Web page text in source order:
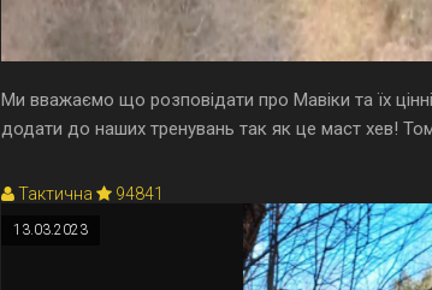
Ми вважаємо що розповідати про Мавіки та їх
додати до наших тренувань так як це маст хев!
Тактична 94841
13.03.2023